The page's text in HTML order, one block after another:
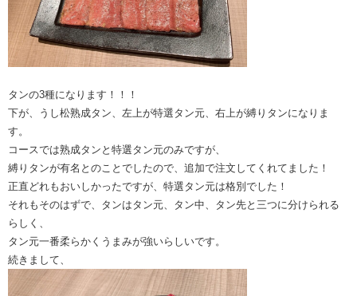
タンの3種になります！！！
下が、うし松熟成タン、左上が特選タン元、右上が縛りタンになりま
す。
コースでは熟成タンと特選タン元のみですが、
縛りタンが有名とのことでしたので、追加で注文してくれてました！
正直どれもおいしかったですが、特選タン元は格別でした！
それもそのはずで、タンはタン元、タン中、タン先と三つに分けられる
らしく、
タン元一番柔らかくうまみが強いらしいです。
続きまして、